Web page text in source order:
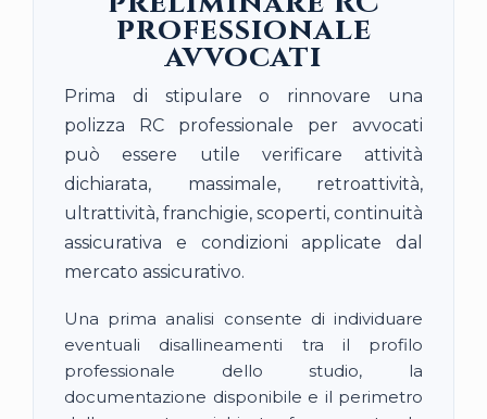
professionale
avvocati
Prima di stipulare o rinnovare una
polizza RC professionale per avvocati
può essere utile verificare attività
dichiarata, massimale, retroattività,
ultrattività, franchigie, scoperti, continuità
assicurativa e condizioni applicate dal
mercato assicurativo.
Una prima analisi consente di individuare
eventuali disallineamenti tra il profilo
professionale dello studio, la
documentazione disponibile e il perimetro